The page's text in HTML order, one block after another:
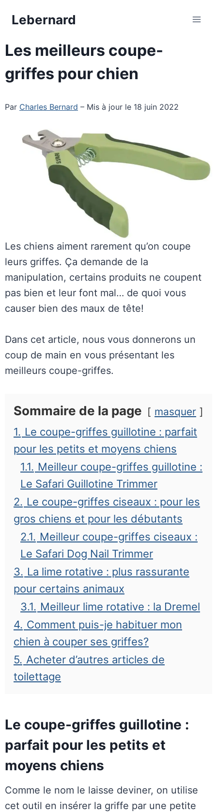
Lebernard
Les meilleurs coupe-
griffes pour chien
Par Charles Bernard – Mis à jour le 18 juin 2022
Les chiens aiment rarement qu’on coupe
leurs griffes. Ça demande de la
manipulation, certains produits ne coupent
pas bien et leur font mal… de quoi vous
causer bien des maux de tête!
Dans cet article, nous vous donnerons un
coup de main en vous présentant les
meilleurs coupe-griffes.
Sommaire de la page masquer
1. Le coupe-griffes guillotine : parfait
pour les petits et moyens chiens
1.1. Meilleur coupe-griffes guillotine :
Le Safari Guillotine Trimmer
2. Le coupe-griffes ciseaux : pour les
gros chiens et pour les débutants
2.1. Meilleur coupe-griffes ciseaux :
Le Safari Dog Nail Trimmer
3. La lime rotative : plus rassurante
pour certains animaux
3.1. Meilleur lime rotative : la Dremel
4. Comment puis-je habituer mon
chien à couper ses griffes?
5. Acheter d’autres articles de
toilettage
Le coupe-griffes guillotine :
parfait pour les petits et
moyens chiens
Comme le nom le laisse deviner, on utilise
cet outil en insérer la griffe par une petite